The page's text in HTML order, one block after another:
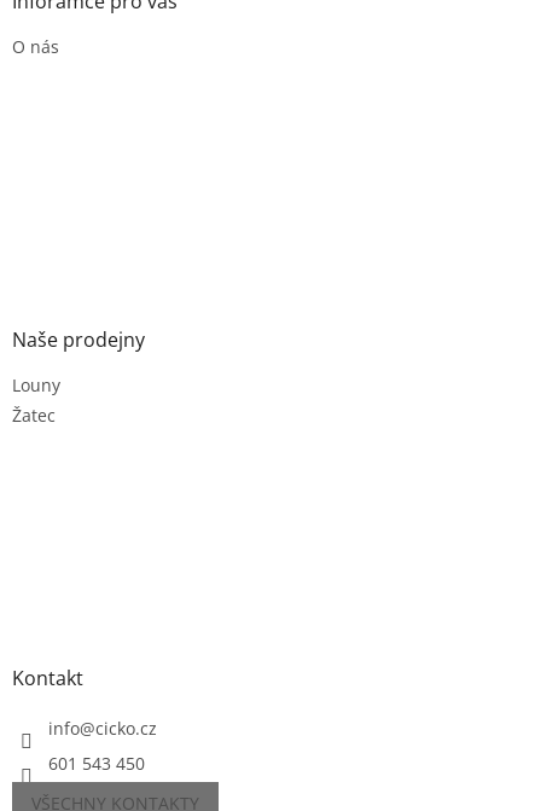
O nás
Naše prodejny
Louny
Žatec
Kontakt
info@cicko.cz
601 543 450
VŠECHNY KONTAKTY